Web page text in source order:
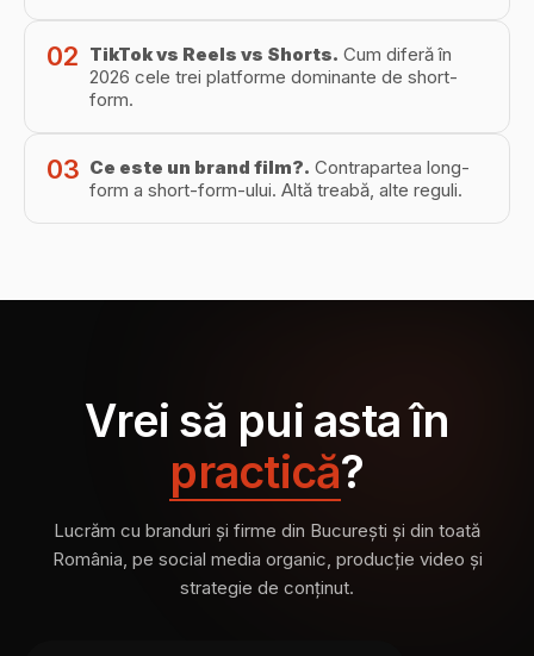
02 TikTok vs Reels vs Shorts. Cum diferă în
2026 cele trei platforme dominante de short-
form.
03 Ce este un brand film?. Contrapartea long-
form a short-form-ului. Altă treabă, alte reguli.
Vrei să pui asta în
practică?
Lucrăm cu branduri și firme din București și din toată
România, pe social media organic, producție video și
strategie de conținut.